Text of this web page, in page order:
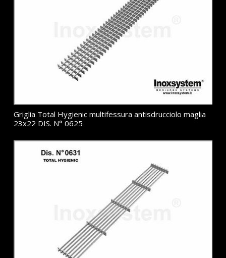
Griglia Total Hygienic multifessura antisdrucciolo maglia
23x22 DIS. N° 0625